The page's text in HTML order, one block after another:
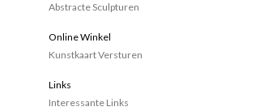
Abstracte Sculpturen
Online Winkel
Kunstkaart Versturen
Links
Interessante Links